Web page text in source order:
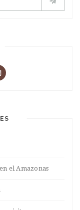
el Amazonas